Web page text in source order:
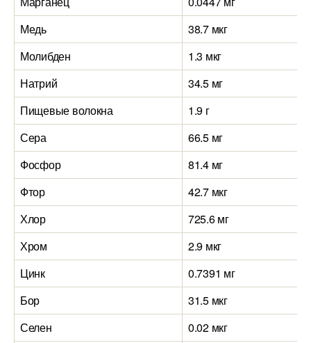
Медь
38.7 мкг
Молибден
1.3 мкг
Натрий
34.5 мг
Пищевые волокна
1.9 г
Сера
66.5 мг
Фосфор
81.4 мг
Фтор
42.7 мкг
Хлор
725.6 мг
Хром
2.9 мкг
Цинк
0.7391 мг
Бор
31.5 мкг
Селен
0.02 мкг